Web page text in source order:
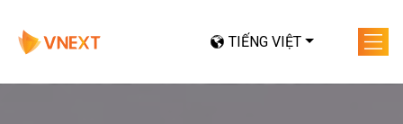
TIẾNG VIỆT